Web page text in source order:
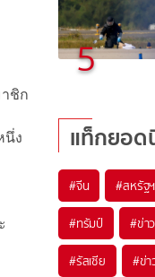
ชิก
นึ่ง
5
แท็กยอด
#จีน #สหรัฐฯ
#ทรัมป์ #ข่า
#รัสเซีย #ข่า